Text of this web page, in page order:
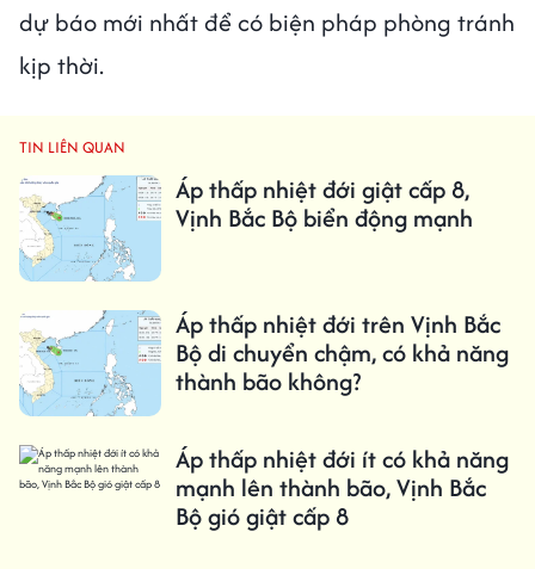
dự báo mới nhất để có biện pháp phòng tránh
kịp thời.
TIN LIÊN QUAN
Áp thấp nhiệt đới giật cấp 8,
Vịnh Bắc Bộ biển động mạnh
Áp thấp nhiệt đới trên Vịnh Bắc
Bộ di chuyển chậm, có khả năng
thành bão không?
Áp thấp nhiệt đới ít có khả năng
mạnh lên thành bão, Vịnh Bắc
Bộ gió giật cấp 8